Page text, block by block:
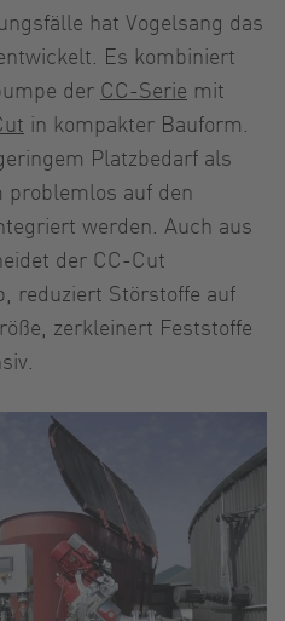
hat Vogelsang das
Es kombiniert
der CC-Serie mit
in kompakter Bauform.
Platzbedarf als
problemlos auf den
werden. Auch aus
der CC-Cut
reduziert Störstoffe auf
zerkleinert Feststoffe